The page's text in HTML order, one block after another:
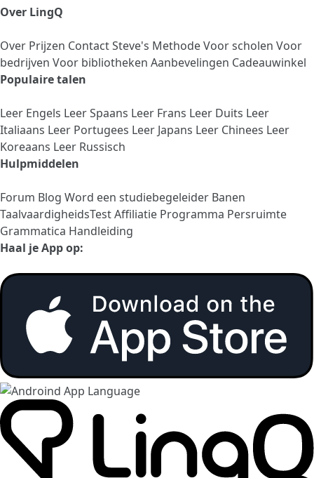
Over LingQ
Over Prijzen ContactSteve's MethodeVoor scholen Voor
bedrijven Voor bibliotheken Aanbevelingen Cadeauwinkel
Populaire talen
Leer Engels Leer Spaans Leer Frans Leer Duits Leer
Italiaans Leer Portugees Leer Japans Leer Chinees Leer
Koreaans Leer Russisch
Hulpmiddelen
Forum Blog Word een studiebegeleider Banen
TaalvaardigheidsTestAffiliatie Programma Persruimte
Grammatica Handleiding
Haal je App op: